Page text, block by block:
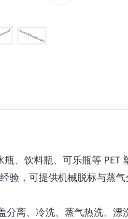
、饮料瓶、可乐瓶等 PET
，可提供机械脱标与蒸气
分离、冷洗、蒸气热洗、